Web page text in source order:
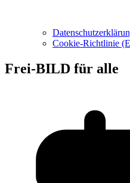
Cookie-Richtlinie
Frei-BILD für alle